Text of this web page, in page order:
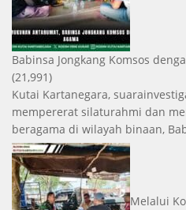
Babinsa Jongkang Komsos
(21,991)
Kutai Kartanegara,
mempererat silaturahmi dan
beragama di wilayah binaan,
Melalui